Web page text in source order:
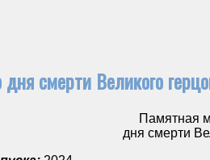
дня смерти Великого
Памятная
дня смерти